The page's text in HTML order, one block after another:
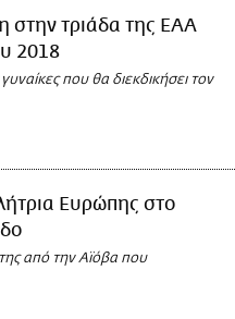
στην τριάδα της ΕΑΑ
2018
που θα διεκδικήσει τον
Ευρώπης στο
από την Αϊόβα που